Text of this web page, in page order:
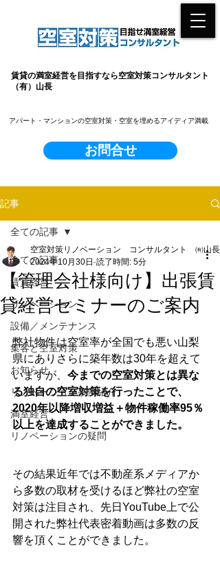
賃貸の満室経営を目指すなら空室対策コンサルタント
（有）山長
お問合せ
​アパート・マンションの空室対策・空室を埋めるアイディア満載
記事
全ての記事
賃貸経営
リノベーション
設備／メンテナンス
集客と空室対策
お知らせ
リノベーション事例紹介
満室経営
リノベーションの疑問
全ての記事
【管理会社様向け】出張賃
貸経営セミナーのご案内
空室対策リノベーション コンサルタント ㈲山長
2024年10月30日 読了時間: 5分
弊社物件は空室率が全国でも悪い山梨
県にありさらに築年数は30年を超えて
いますが、 今までの空室対策とは異な
る独自の空室対策を行ったことで、
2020年以降増収増益＋物件稼働率95％
以上を達成することができました。
その結果近年では不動産系メディアか
ら多数の取材を受けるほど弊社の空室
対策は注目され、先日YouTube上で公
開された弊社代表密着動画は多数の反
響を頂くことができました。